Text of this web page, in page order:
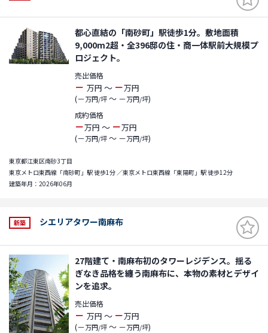
都心直結の「南砂町」駅徒歩1分。敷地面積
9,000m2超・全396邸の住・商一体駅前大規模プ
ロジェクト。
売出価格
－ 万円 ～ －万円
(－万円/坪～ －万円/坪)
成約価格
－万円 ～ －万円
(－万円/坪～ －万円/坪)
東京都江東区南砂3丁目
東京メトロ東西線「南砂町」駅 徒歩1分 ／東京メトロ東西線「東陽町」駅 徒歩12分
建築年月：2026年06月
新築 シエリアタワー南麻布
27階建て・南麻布初のタワーレジデンス。揺る
ぎなき品格を纏う南麻布に、本物の素材とデザイ
ンを追求。
売出価格
－ 万円 ～ －万円
(－万円/坪～ －万円/坪)